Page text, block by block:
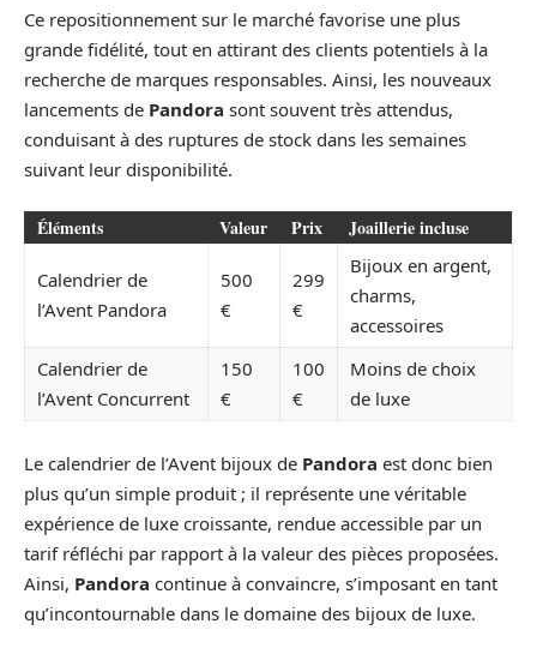
Ce repositionnement sur le marché favorise une plus
grande fidélité, tout en attirant des clients potentiels à la
recherche de marques responsables. Ainsi, les nouveaux
lancements de Pandora sont souvent très attendus,
conduisant à des ruptures de stock dans les semaines
suivant leur disponibilité.
Éléments Valeur Prix Joaillerie incluse
Calendrier de
l’Avent Pandora
500
€
299
€
Bijoux en argent,
charms,
accessoires
Calendrier de
l’Avent Concurrent
150
€
100
€
Moins de choix
de luxe
Le calendrier de l’Avent bijoux de Pandora est donc bien
plus qu’un simple produit ; il représente une véritable
expérience de luxe croissante, rendue accessible par un
tarif réfléchi par rapport à la valeur des pièces proposées.
Ainsi, Pandora continue à convaincre, s’imposant en tant
qu’incontournable dans le domaine des bijoux de luxe.